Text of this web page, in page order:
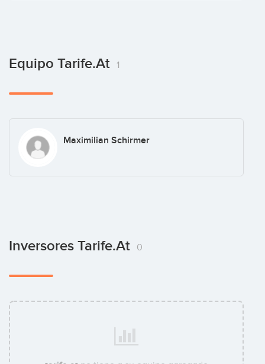
Equipo Tarife.at 1
Maximilian Schirmer
Inversores Tarife.at 0